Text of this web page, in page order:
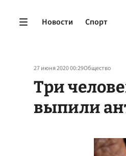
Новости Спорт
27 июня 2020 00:29Общество
Три
выпили